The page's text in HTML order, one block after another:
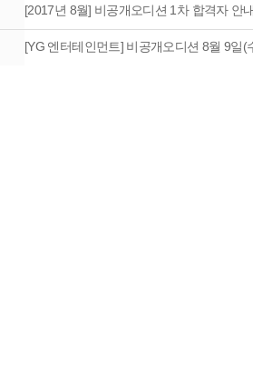
[2017년 8월] 비공개오디션 1차 합격자 안
[YG 엔터테인먼트] 비공개오디션 8월 9일(